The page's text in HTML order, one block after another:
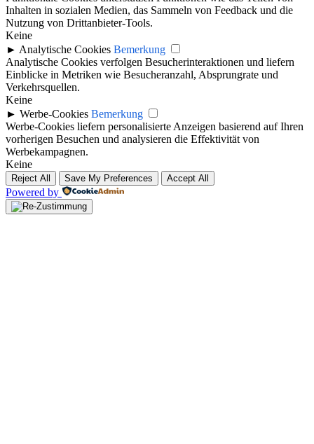
Inhalten in sozialen Medien, das Sammeln von Feedback und die
Nutzung von Drittanbieter-Tools.
Keine
► Analytische Cookies Bemerkung
Analytische Cookies verfolgen Besucherinteraktionen und liefern
Einblicke in Metriken wie Besucheranzahl, Absprungrate und
Verkehrsquellen.
Keine
► Werbe-Cookies Bemerkung
Werbe-Cookies liefern personalisierte Anzeigen basierend auf Ihren
vorherigen Besuchen und analysieren die Effektivität von
Werbekampagnen.
Keine
Reject All Save My Preferences Accept All
Powered by